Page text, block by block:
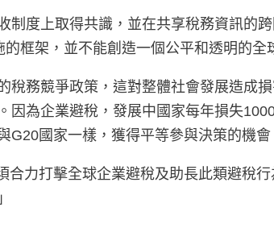
制度上取得共識，並在共享稅務資訊
框架，並不能創造一個公平和透明的全
稅務競爭政策，這對整體社會發展造成
因為企業避稅，發展中國家每年損失
G20國家一樣，獲得平等參與決策的機會
合力打擊全球企業避稅及助長此類避稅